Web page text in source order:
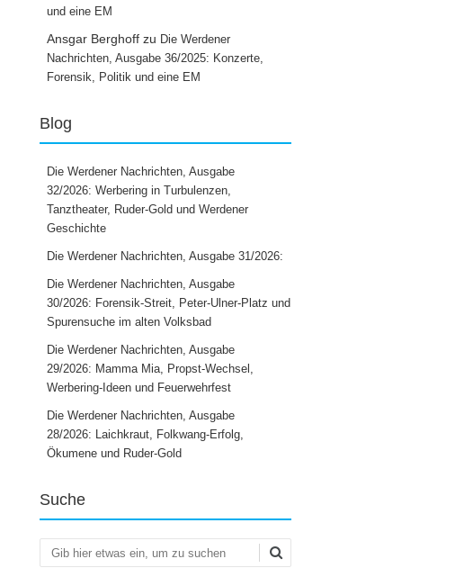
und eine EM
Ansgar Berghoff zu Die Werdener
Nachrichten, Ausgabe 36/2025: Konzerte,
Forensik, Politik und eine EM
Blog
Die Werdener Nachrichten, Ausgabe
32/2026: Werbering in Turbulenzen,
Tanztheater, Ruder-Gold und Werdener
Geschichte
Die Werdener Nachrichten, Ausgabe 31/2026:
Die Werdener Nachrichten, Ausgabe
30/2026: Forensik-Streit, Peter-Ulner-Platz und
Spurensuche im alten Volksbad
Die Werdener Nachrichten, Ausgabe
29/2026: Mamma Mia, Propst-Wechsel,
Werbering-Ideen und Feuerwehrfest
Die Werdener Nachrichten, Ausgabe
28/2026: Laichkraut, Folkwang-Erfolg,
Ökumene und Ruder-Gold
Suche
Suchen